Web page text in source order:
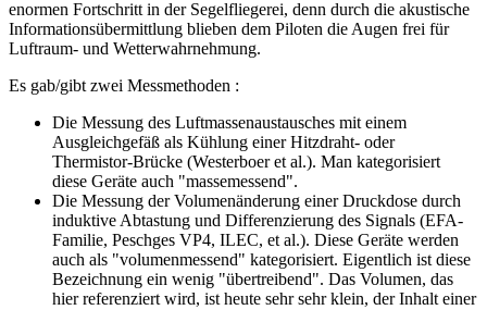
enormen Fortschritt in der Segelfliegerei, denn durch die akustische
Informationsübermittlung blieben dem Piloten die Augen frei für
Luftraum- und Wetterwahrnehmung.
Es gab/gibt zwei Messmethoden :
Die Messung des Luftmassenaustausches mit einem
Ausgleichgefäß als Kühlung einer Hitzdraht- oder
Thermistor-Brücke (Westerboer et al.). Man kategorisiert
diese Geräte auch "massemessend".
Die Messung der Volumenänderung einer Druckdose durch
induktive Abtastung und Differenzierung des Signals (EFA-
Familie, Peschges VP4, ILEC, et al.). Diese Geräte werden
auch als "volumenmessend" kategorisiert. Eigentlich ist diese
Bezeichnung ein wenig "übertreibend". Das Volumen, das
hier referenziert wird, ist heute sehr sehr klein, der Inhalt einer